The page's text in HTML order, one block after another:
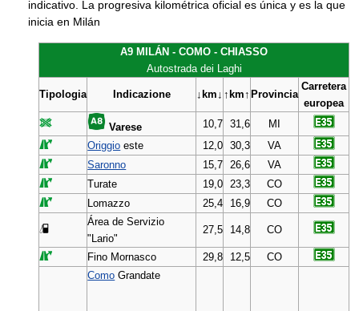
indicativo. La progresiva kilométrica oficial es única y es la que
inicia en Milán
A9 MILÁN - COMO - CHIASSO
Autostrada dei Laghi
Tipologia Indicazione ↓km↓ ↑km↑ Provincia
Carretera
europea
Varese
10,7 31,6
MI
Origgio este 12,0 30,3
VA
Saronno
15,7 26,6
VA
Turate
19,0 23,3
CO
Lomazzo
25,4 16,9
CO
Área de Servizio
"Lario"
27,5 14,8 CO
Fino Mornasco 29,8 12,5
CO
Como Grandate